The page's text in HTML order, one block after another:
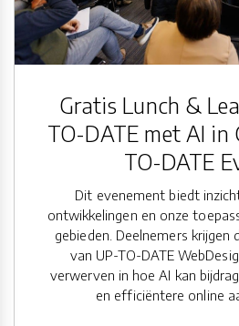
Gratis Lunch &
TO-DATE met AI in
TO-DATE
Dit evenement biedt
ontwikkelingen en onze
gebieden. Deelnemers krijgen
van UP-TO-DATE
verwerven in hoe AI kan
en efficiëntere online